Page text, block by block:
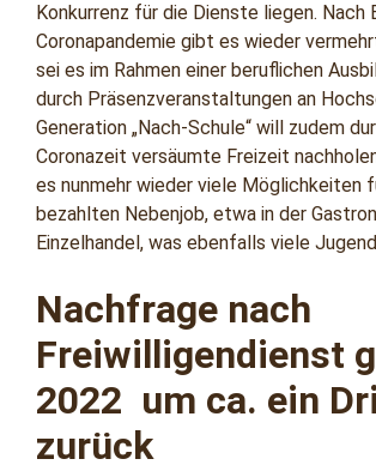
Konkurrenz für die Dienste liegen. Nach
Coronapandemie gibt es wieder
sei es im Rahmen einer beruflichen
durch Präsenzveranstaltungen an
Generation „Nach-Schule“ will zudem
Coronazeit versäumte Freizeit
es nunmehr wieder viele Möglichkeiten
bezahlten Nebenjob, etwa in der
Einzelhandel, was ebenfalls viele
Nachfrage nach
Freiwilligendienst
2022 um ca. ein
zurück